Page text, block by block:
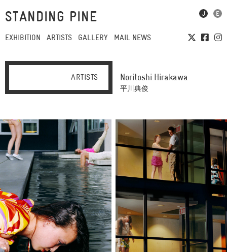
STANDING PINE
EXHIBITION ARTISTS GALLERY MAIL NEWS
ARTISTS Noritoshi Hirakawa
平川典俊